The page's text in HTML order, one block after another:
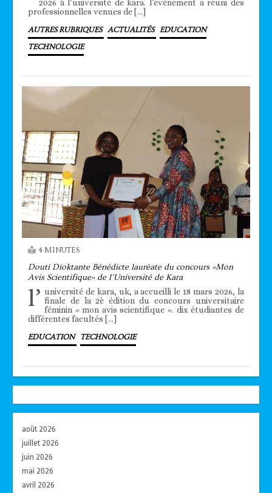
2026 à l’université de kara. l’événement a réuni des
professionnelles venues de […]
AUTRES RUBRIQUES ACTUALITÉS EDUCATION
TECHNOLOGIE
4 MINUTES
Douti Dioktante Bénédicte lauréate du concours «Mon
Avis Scientifique» de l’Université de Kara
l’ université de kara, uk, a accueilli le 18 mars 2026, la
finale de la 2è édition du concours universitaire
féminin « mon avis scientifique ». dix étudiantes de
différentes facultés […]
EDUCATION TECHNOLOGIE
août 2026
juillet 2026
juin 2026
mai 2026
avril 2026